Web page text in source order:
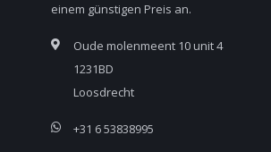
einem günstigen Preis an.
Oude molenmeent 10 unit 4
1231BD
Loosdrecht
+31 6 53838995